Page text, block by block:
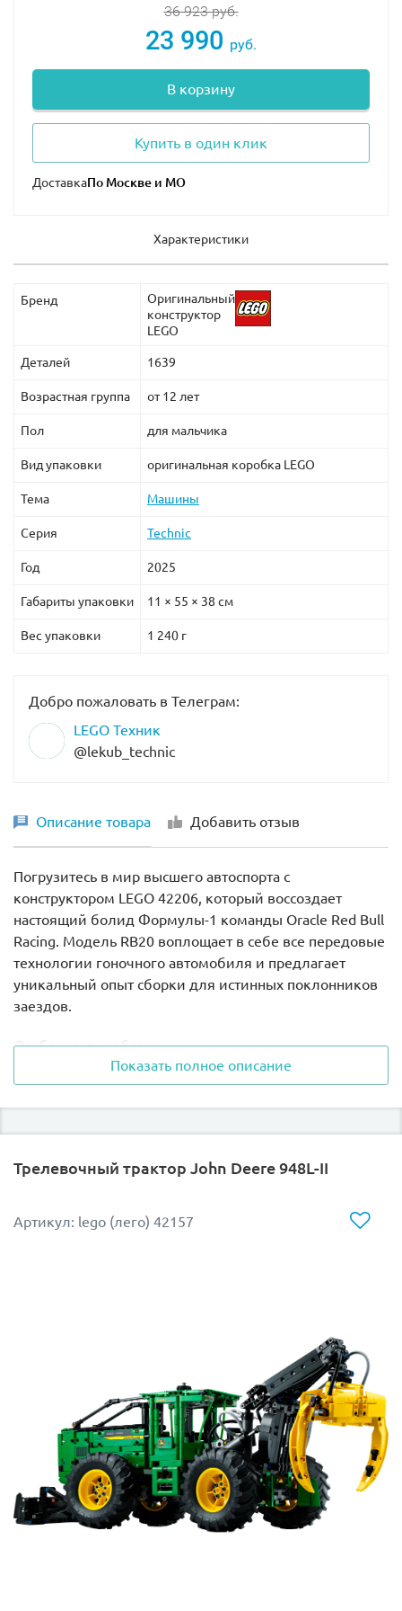
количество наклеек, придающих коллекционной
модели аутентичный с реальным прототипом окрас.
Модель предназначена не только для игры. Ее
основное предназначение – украшение коллекции
гоночных автомобилей Lego фаната автогонок и мира
высоких скоростей, поэтому, купив набор Лего 42096,
вы сделаете ему поистине эксклюзивный подарок.
36 923руб.
23 990 руб.
В корзину
Купить в один клик
Доставка
Характеристики
Бренд
Оригинальный
конструктор
LEGO
Деталей 1639
Возрастная группа от 12 лет
Пол для мальчика
Вид упаковки оригинальная коробка LEGO
Тема Машины
Серия Technic
Год 2025
Габариты упаковки 11 × 55 × 38 см
Вес упаковки 1 240 г
Добро пожаловать в Телеграм:
LEGO Техник
@lekub_technic
Описание товара Добавить отзыв
Погрузитесь в мир высшего автоспорта с
конструктором LEGO 42206, который воссоздает
настоящий болид Формулы-1 команды Oracle Red Bull
Racing. Модель RB20 воплощает в себе все передовые
технологии гоночного автомобиля и предлагает
уникальный опыт сборки для истинных поклонников
заездов.
Особенности набора:
- масштаб 1:8 - точная копия реального болида
Формулы-1
рычагами
именно: фирменный окрас, аэродинамический обвес,
Конструктор LEGO 42206 станет не только
увлекательным проектом для сборки, но и
впечатляющим экспонатом в коллекции. Модель
идеально передает дух Формулы-1 и позволяет
прочувствовать всю сложность и красоту гоночных
технологий.
Показать полное описание
Трелевочный трактор John Deere 948L-II
Артикул: lego (лего) 42157